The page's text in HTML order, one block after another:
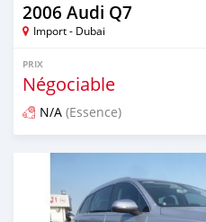
2006 Audi Q7
Import - Dubai
PRIX
Négociable
N/A (Essence)
Publié il y a plus de 6 ans